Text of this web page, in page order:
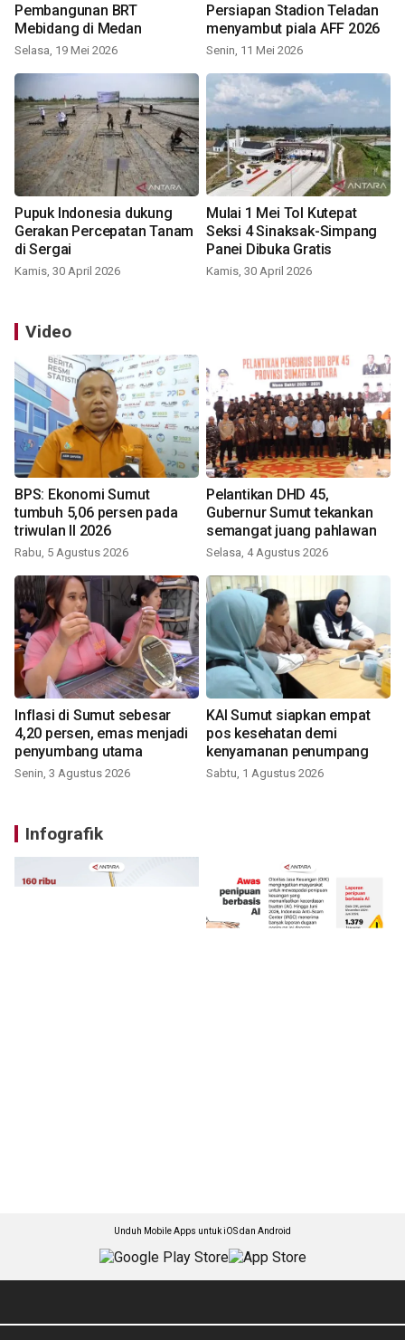
Pembangunan BRT
Mebidang di Medan
Selasa, 19 Mei 2026
Persiapan Stadion Teladan
menyambut piala AFF 2026
Senin, 11 Mei 2026
Pupuk Indonesia dukung
Gerakan Percepatan Tanam
di Sergai
Kamis, 30 April 2026
Mulai 1 Mei Tol Kutepat
Seksi 4 Sinaksak-Simpang
Panei Dibuka Gratis
Kamis, 30 April 2026
Video
BPS: Ekonomi Sumut
tumbuh 5,06 persen pada
triwulan II 2026
Rabu, 5 Agustus 2026
Pelantikan DHD 45,
Gubernur Sumut tekankan
semangat juang pahlawan
Selasa, 4 Agustus 2026
Inflasi di Sumut sebesar
4,20 persen, emas menjadi
penyumbang utama
Senin, 3 Agustus 2026
KAI Sumut siapkan empat
pos kesehatan demi
kenyamanan penumpang
Sabtu, 1 Agustus 2026
Infografik
Unduh Mobile Apps untuk iOS dan Android